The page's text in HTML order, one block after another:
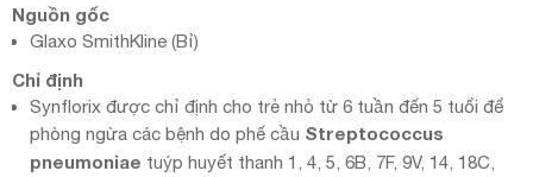
Nguồn gốc
Glaxo SmithKline (Bỉ)
Chỉ định
Synflorix được chỉ định cho trẻ nhỏ từ 6 tuần đến 5 tuổi để
phòng ngừa các bệnh do phế cầu Streptococcus
pneumoniae tuýp huyết thanh 1, 4, 5, 6B, 7F, 9V, 14, 18C,